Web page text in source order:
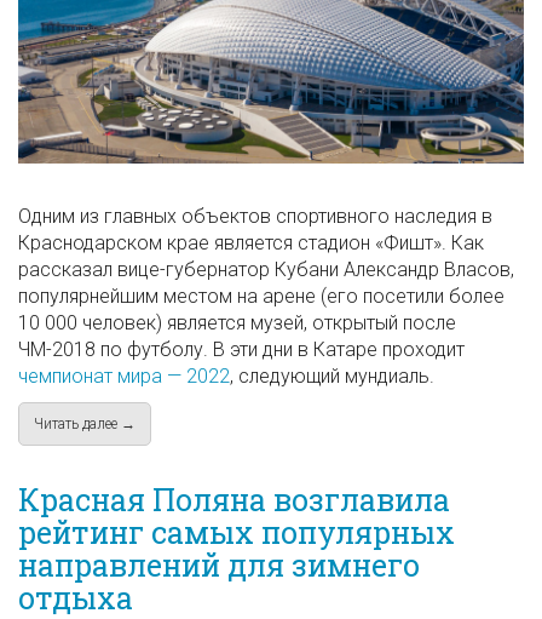
Одним из главных объектов спортивного наследия в
Краснодарском крае является стадион «Фишт». Как
рассказал вице-губернатор Кубани Александр Власов,
популярнейшим местом на арене (его посетили более
10 000 человек) является музей, открытый после
ЧМ-2018 по футболу. В эти дни в Катаре проходит
чемпионат мира — 2022, следующий мундиаль.
Читать далее →
Красная Поляна возглавила
рейтинг самых популярных
направлений для зимнего
отдыха